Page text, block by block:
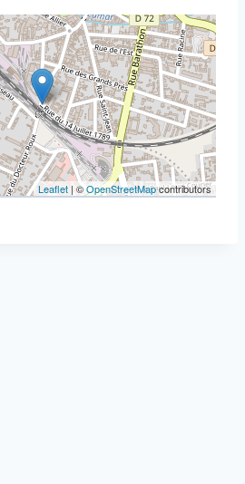
Leaflet | ©OpenStreetMapcontributors